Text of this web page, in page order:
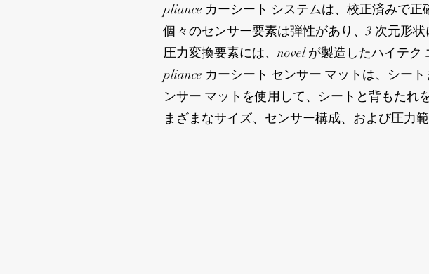
pliance カーシート システムは、校正済みで正
個々のセンサー要素は弾性があり、3 次元形
圧力変換要素には、novel が製造したハイテク
pliance カーシート センサー マットは、シー
ンサー マットを使用して、シートと背もたれ
まざまなサイズ、センサー構成、および圧力